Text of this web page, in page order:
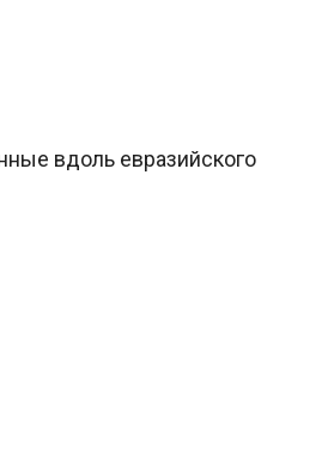
вдоль евразийского